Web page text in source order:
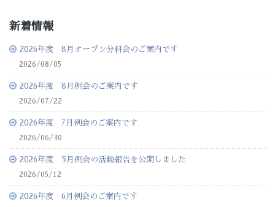
新着情報
2026年度 8月オープン分科会のご案内です
2026/08/05
2026年度 8月例会のご案内です
2026/07/22
2026年度 7月例会のご案内です
2026/06/30
2026年度 5月例会の活動報告を公開しました
2026/05/12
2026年度 6月例会のご案内です